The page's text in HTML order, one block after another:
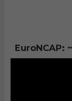
EuroNCAP: